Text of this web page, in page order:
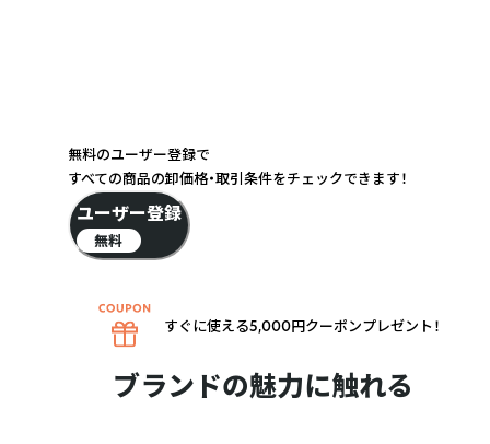
ブランドの魅力に触れる
無料のユーザー登録で
すべての商品の卸価格・取引条件をチェックできます！
ユーザー登録
無料
すぐに使える5,000円クーポンプレゼント！